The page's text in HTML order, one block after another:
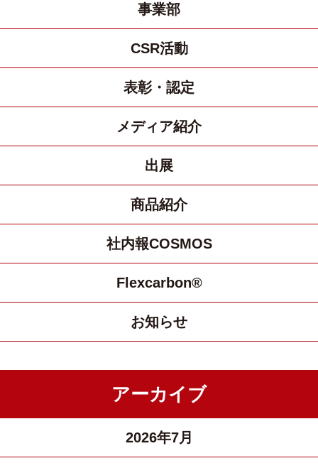
事業部
CSR活動
表彰・認定
メディア紹介
出展
商品紹介
社内報COSMOS
Flexcarbon®
お知らせ
アーカイブ
2026年7月